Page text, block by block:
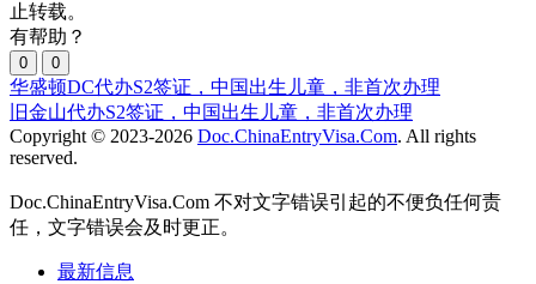
止转载。
有帮助？
0 0
华盛顿DC代办S2签证，中国出生儿童，非首次办理
旧金山代办S2签证，中国出生儿童，非首次办理
Copyright © 2023-2026 Doc.ChinaEntryVisa.Com. All rights
reserved.
Doc.ChinaEntryVisa.Com 不对文字错误引起的不便负任何责
任，文字错误会及时更正。
最新信息